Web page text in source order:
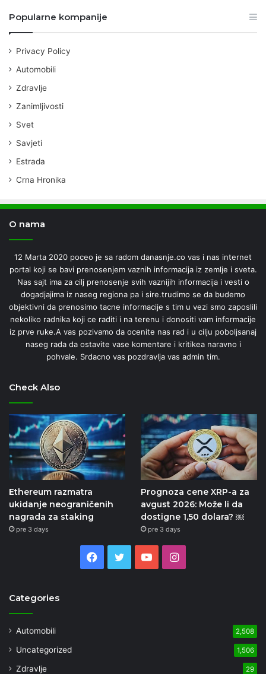
Popularne kompanije
Privacy Policy
Automobili
Zdravlje
Zanimljivosti
Svet
Savjeti
Estrada
Crna Hronika
O nama
12 Marta 2020 poceo je sa radom danasnje.co vas i nas internet
portal koji se bavi prenosenjem vaznih informacija iz zemlje i sveta.
Nas sajt ima za cilj prenosenje svih vaznijih informacija i vesti o
dogadjajima iz naseg regiona pa i sire.trudimo se da budemo
objektivni da prenosimo tacne informacije s tim u vezi smo zaposlili
nekoliko radnika koji ce raditi i na terenu i donositi vam informacije
iz prve ruke.A vas pozivamo da ocenite nas rad i u cilju poboljsanaj
naseg rada da ostavite vase komentare i kritikea naravno i
pohvale. Srdacno vas pozdravlja vas admin tim.
Check Also
Ethereum razmatra
ukidanje neograničenih
nagrada za staking
pre 3 days
Prognoza cene XRP-a za
avgust 2026: Može li da
dostigne 1,50 dolara? ￼
pre 3 days
Facebook
TwitterYouTubeInstagram
Categories
Automobili 2,508
Uncategorized 1,506
Zdravlje 29